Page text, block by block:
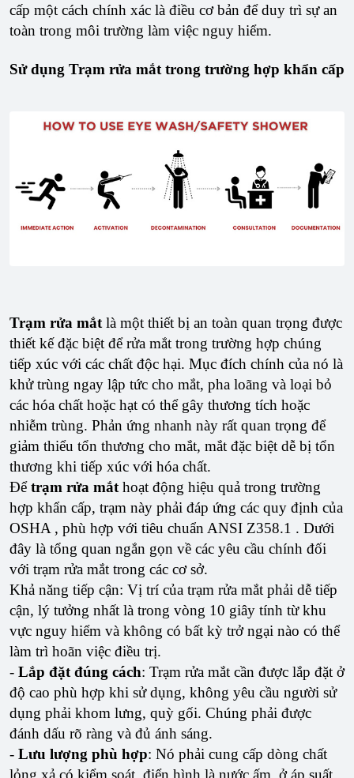
cấp một cách chính xác là điều cơ bản để duy trì sự an
toàn trong môi trường làm việc nguy hiểm.
Sử dụng Trạm rửa mắt trong trường hợp khẩn cấp
Trạm rửa mắt là một thiết bị an toàn quan trọng được
thiết kế đặc biệt để rửa mắt trong trường hợp chúng
tiếp xúc với các chất độc hại. Mục đích chính của nó là
khử trùng ngay lập tức cho mắt, pha loãng và loại bỏ
các hóa chất hoặc hạt có thể gây thương tích hoặc
nhiễm trùng. Phản ứng nhanh này rất quan trọng để
giảm thiểu tổn thương cho mắt, mắt đặc biệt dễ bị tổn
thương khi tiếp xúc với hóa chất.
Đểtrạm rửa mắt hoạt động hiệu quả trong trường
hợp khẩn cấp, trạm này phải đáp ứng các quy định của
OSHA , phù hợp với tiêu chuẩn ANSI Z358.1 . Dưới
đây là tổng quan ngắn gọn về các yêu cầu chính đối
với trạm rửa mắt trong các cơ sở.
Khả năng tiếp cận: Vị trí của trạm rửa mắt phải dễ tiếp
cận, lý tưởng nhất là trong vòng 10 giây tính từ khu
vực nguy hiểm và không có bất kỳ trở ngại nào có thể
làm trì hoãn việc điều trị.
- Lắp đặt đúng cách: Trạm rửa mắt cần được lắp đặt ở
độ cao phù hợp khi sử dụng, không yêu cầu người sử
dụng phải khom lưng, quỳ gối. Chúng phải được
đánh dấu rõ ràng và đủ ánh sáng.
- Lưu lượng phù hợp: Nó phải cung cấp dòng chất
lỏng xả có kiểm soát, điển hình là nước ấm, ở áp suất